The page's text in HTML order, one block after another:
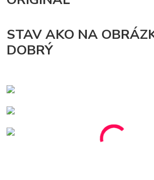
STAV AKO NA
DOBRÝ